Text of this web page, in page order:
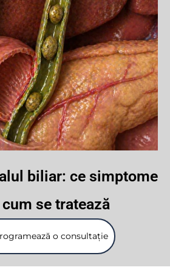
biliar: ce simptome
se tratează
o consultație